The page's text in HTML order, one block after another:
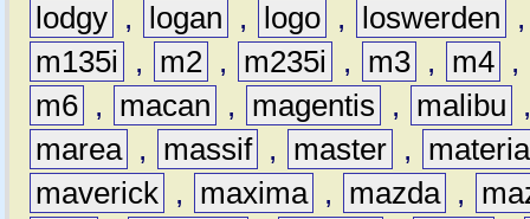
lodgy , logan , logo , loswerden
m135i
, m2 , m235i , m3 , m4 ,
m6 , macan , magentis , malibu
marea , massif , master ,
materia
maverick , maxima , mazda ,